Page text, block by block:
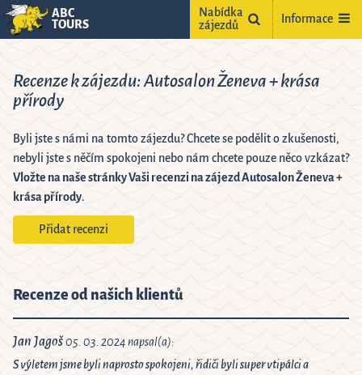
ABC
TOURS Informace
Nabídka
zájezdů
30
6
Recenze k zájezdu: Autosalon Ženeva + krása
přírody
Byli jste s námi na tomto zájezdu? Chcete se podělit o zkušenosti,
nebyli jste s něčím spokojeni nebo nám chcete pouze něco vzkázat?
Vložte na naše stránky Vaši recenzi na zájezd Autosalon Ženeva +
krása přírody.
Přidat recenzi
Recenze od našich klientů
Jan Jagoš05. 03. 2024 napsal(a):
S výletem jsme byli naprosto spokojeni, řidiči byli super vtipálci a